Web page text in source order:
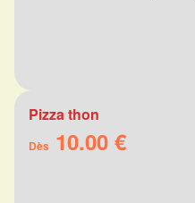
Pizza thon
Dès 10.00 €